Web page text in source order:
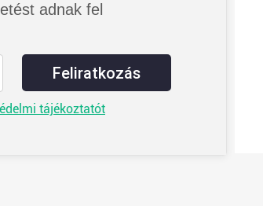
adnak fel
Feliratkozás
tájékoztatót